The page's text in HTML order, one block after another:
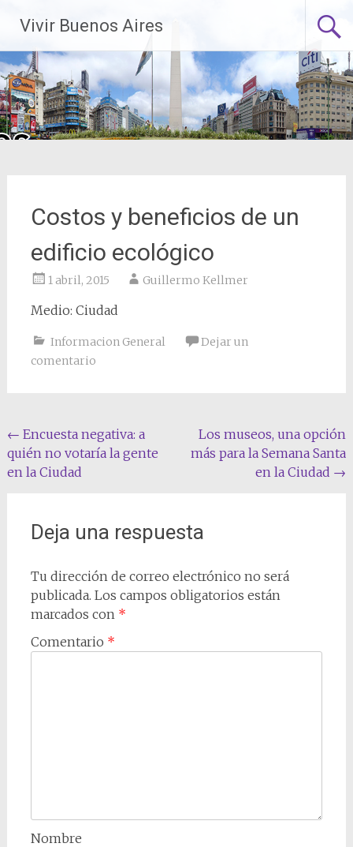
contenido
Vivir Buenos Aires
Costos y beneficios de un
edificio ecológico
1 abril, 2015 Guillermo Kellmer
Medio: Ciudad
Informacion General
Dejar un
comentario
Navegación
de
← Encuesta negativa: a
quién no votaría la gente
en la Ciudad
Los museos, una opción
más para la Semana Santa
en la Ciudad →
Deja una respuesta
Tu dirección de correo electrónico no será
publicada. Los campos obligatorios están
marcados con *
Comentario *
Nombre